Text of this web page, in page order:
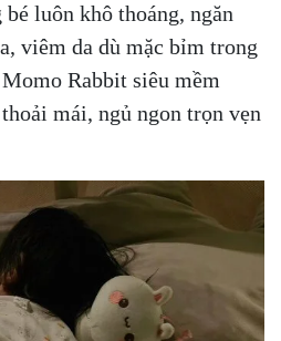
luôn khô thoáng, ngăn
viêm da dù mặc bỉm trong
Rabbit siêu mềm
mái, ngủ ngon trọn vẹn